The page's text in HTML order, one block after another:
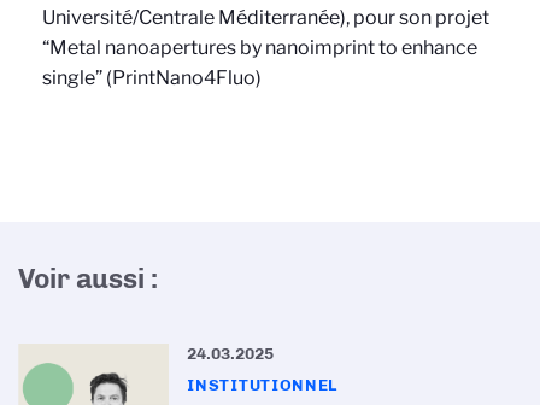
Université/Centrale Méditerranée), pour son projet
“Metal nanoapertures by nanoimprint to enhance
single” (PrintNano4Fluo)
Voir aussi :
24.03.2025
INSTITUTIONNEL